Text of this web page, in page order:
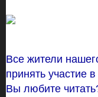
Все жители
принять участие
Вы любите